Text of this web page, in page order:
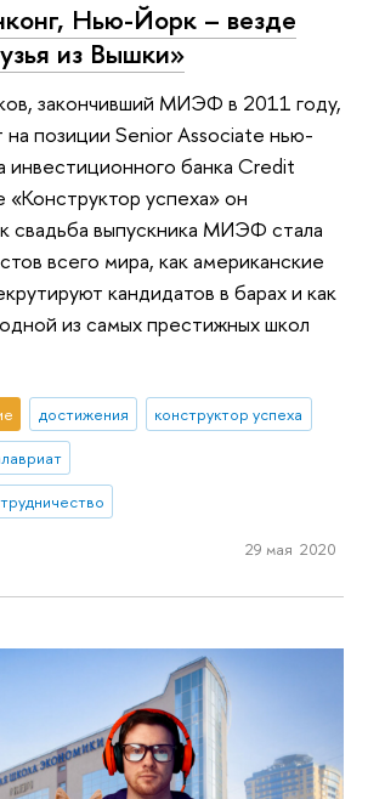
Нью-Йорк – везде
из Вышки»
закончивший МИЭФ в 2011 году,
на позиции Senior Associate нью-
инвестиционного банка Credit
«Конструктор успеха» он
свадьба выпускника МИЭФ стала
всего мира, как американские
кандидатов в барах и как
из самых престижных школ
достижения
конструктор успеха
29 мая 2020